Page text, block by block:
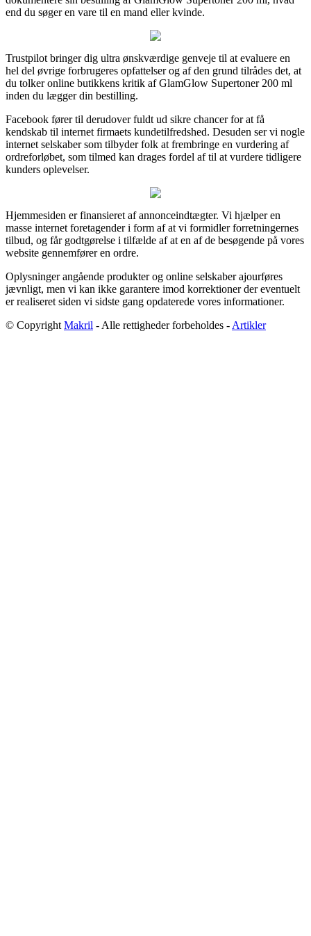
end du søger en vare til en mand eller kvinde.
Trustpilot bringer dig ultra ønskværdige genveje til at evaluere en
hel del øvrige forbrugeres opfattelser og af den grund tilrådes det, at
du tolker online butikkens kritik af GlamGlow Supertoner 200 ml
inden du lægger din bestilling.
Facebook fører til derudover fuldt ud sikre chancer for at få
kendskab til internet firmaets kundetilfredshed. Desuden ser vi nogle
internet selskaber som tilbyder folk at frembringe en vurdering af
ordreforløbet, som tilmed kan drages fordel af til at vurdere tidligere
kunders oplevelser.
Hjemmesiden er finansieret af annonceindtægter. Vi hjælper en
masse internet foretagender i form af at vi formidler forretningernes
tilbud, og får godtgørelse i tilfælde af at en af de besøgende på vores
website gennemfører en ordre.
Oplysninger angående produkter og online selskaber ajourføres
jævnligt, men vi kan ikke garantere imod korrektioner der eventuelt
er realiseret siden vi sidste gang opdaterede vores informationer.
© Copyright Makril - Alle rettigheder forbeholdes - Artikler